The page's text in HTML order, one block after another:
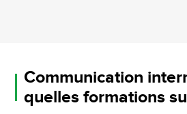
Communication
quelles formations